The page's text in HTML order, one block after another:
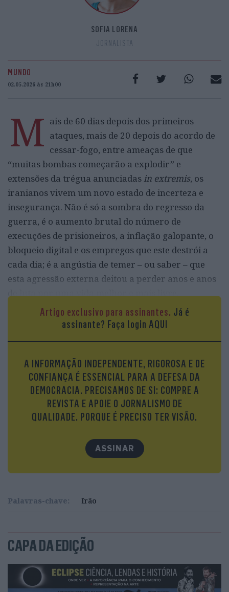
SOFIA LORENA
JORNALISTA
MUNDO
02.05.2026 às 21h00
M ais de 60 dias depois dos primeiros
ataques, mais de 20 depois do acordo de
cessar-fogo, entre ameaças de que
“muitas bombas começarão a explodir” e
extensões da trégua anunciadas in extremis, os
iranianos vivem um novo estado de incerteza e
insegurança. Não é só a sombra do regresso da
guerra, é o aumento brutal do número de
execuções de prisioneiros, a inflação galopante, o
bloqueio digital e os empregos que este destrói a
cada dia; é a angústia de temer – ou saber – que
esta agressão externa deitou a perder anos e anos
de luta por uma vida melhor e mais livre.
“Não há bombas nem mísseis em ação, mas há
indecisão e preocupação, um amanhã incerto, uma
economia devastada, inflação e desemprego, o
apagão de internet… As pessoas estão em ruínas, a
vida não flui e não há nenhum horizonte claro nem
a léguas de distância”, descreve na rede X
Hamidreza Yousefi, investigador independente na
área das Ciências Sociais.
Artigo exclusivo para assinantes. Já é
assinante? Faça login AQUI
A INFORMAÇÃO INDEPENDENTE, RIGOROSA E DE
CONFIANÇA É ESSENCIAL PARA A DEFESA DA
DEMOCRACIA. PRECISAMOS DE SI: COMPRE A
REVISTA E APOIE O JORNALISMO DE
QUALIDADE. PORQUE É PRECISO TER VISÃO.
ASSINAR
Palavras-chave: Irão
CAPA DA EDIÇÃO